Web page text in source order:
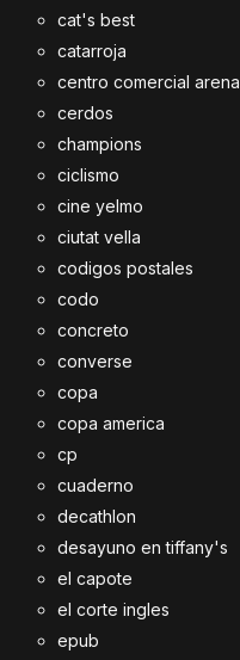
cat's best
catarroja
centro comercial arena
cerdos
champions
ciclismo
cine yelmo
ciutat vella
codigos postales
codo
concreto
converse
copa
copa america
cp
cuaderno
decathlon
desayuno en tiffany's
el capote
el corte ingles
epub